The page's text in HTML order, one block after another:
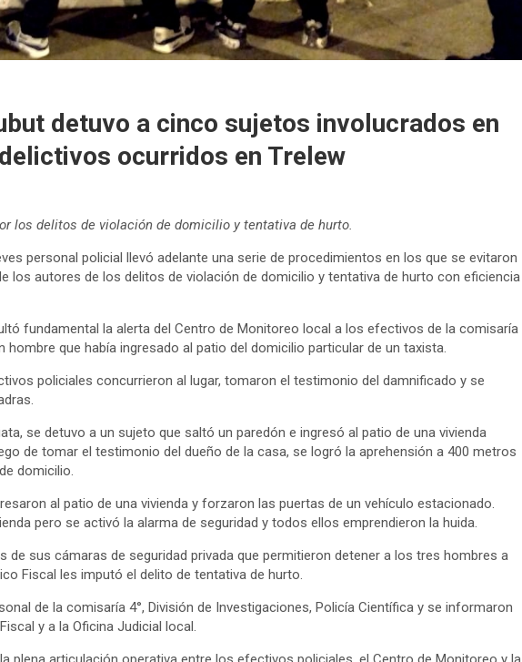
detuvo a cinco sujetos involucrados en
ocurridos en Trelew
los delitos de violación de domicilio y tentativa de hurto.
personal policial llevó adelante una serie de procedimientos en los que se evitaron
los autores de los delitos de violación de domicilio y tentativa de hurto con eficiencia
fundamental la alerta del Centro de Monitoreo local a los efectivos de la comisaría
hombre que había ingresado al patio del domicilio particular de un taxista.
policiales concurrieron al lugar, tomaron el testimonio del damnificado y se
se detuvo a un sujeto que saltó un paredón e ingresó al patio de una vivienda
de tomar el testimonio del dueño de la casa, se logró la aprehensión a 400 metros
domicilio.
al patio de una vivienda y forzaron las puertas de un vehículo estacionado.
pero se activó la alarma de seguridad y todos ellos emprendieron la huida.
de sus cámaras de seguridad privada que permitieron detener a los tres hombres a
Fiscal les imputó el delito de tentativa de hurto.
de la comisaría 4°, División de Investigaciones, Policía Científica y se informaron
y a la Oficina Judicial local.